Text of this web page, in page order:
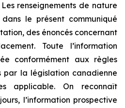
renseignements de nature
le présent communiqué
des énoncés concernant
Toute l’information
conformément aux règles
par la législation canadienne
applicable. On reconnaît
l’information prospective